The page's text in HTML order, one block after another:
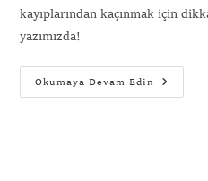
kayıplarından kaçınmak için
yazımızda!
Okumaya Devam Edin